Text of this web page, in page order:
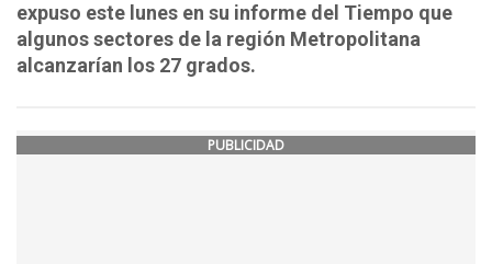
expuso este lunes en su informe del Tiempo que
algunos sectores de la región Metropolitana
alcanzarían los 27 grados.
PUBLICIDAD